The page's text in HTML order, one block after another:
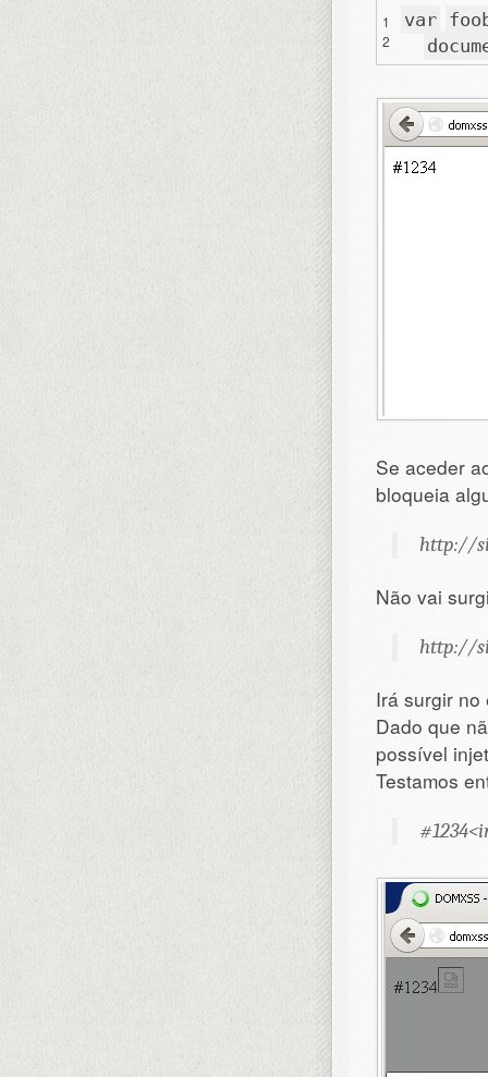
1
2
var
Se aceder
bloqueia
http://
Não vai
http://
Irá surgir
Dado que
possível
Testamos